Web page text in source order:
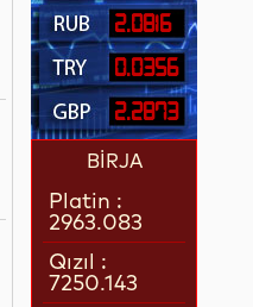
2.0816
0.0356
2.2873
BİRJA
Platin :
2963.083
Qızıl :
7250.143